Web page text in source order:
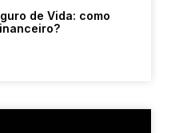
de Vida: como